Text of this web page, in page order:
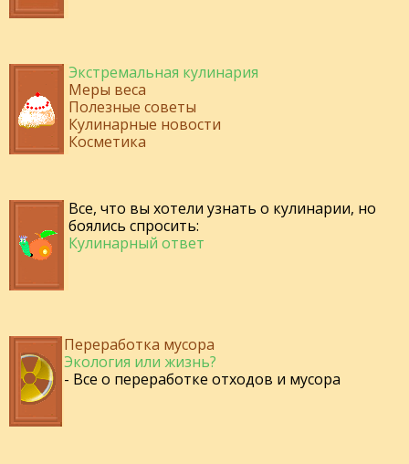
Экстремальная кулинария
Меры веса
Полезные советы
Кулинарные новости
Косметика
Все, что вы хотели узнать о кулинарии, но
боялись спросить:
Кулинарный ответ
Переработка мусора
Экология или жизнь?
- Все о переработке отходов и мусора